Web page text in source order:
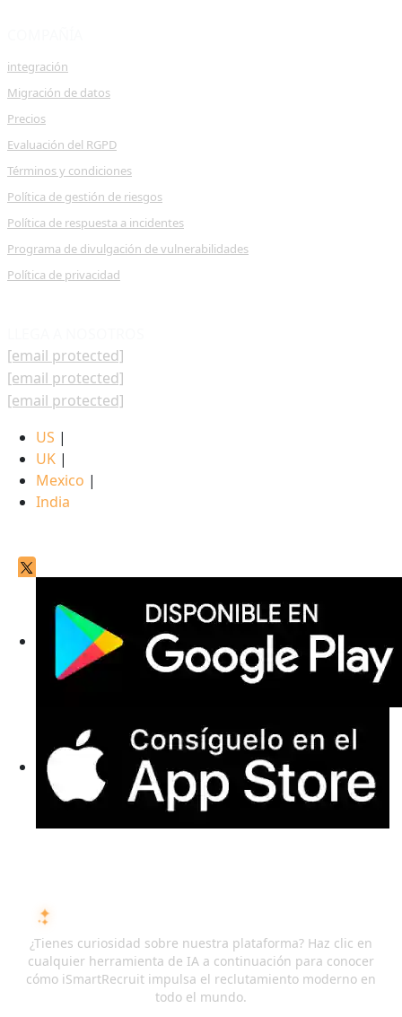
integración
Migración de datos
Precios
Evaluación del RGPD
Términos y condiciones
Política de gestión de riesgos
Política de respuesta a incidentes
Programa de divulgación de vulnerabilidades
Política de privacidad
[email protected]
[email protected]
[email protected]
US |
UK |
Mexico |
India
¿Tienes curiosidad sobre nuestra plataforma? Haz clic en
cualquier herramienta de IA a continuación para conocer
cómo iSmartRecruit impulsa el reclutamiento moderno en
todo el mundo.